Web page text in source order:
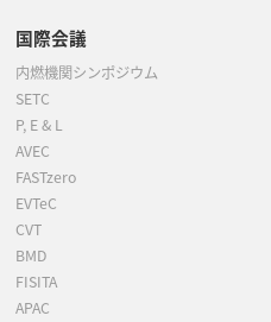
国際会議
内燃機関シンポジウム
SETC
P, E & L
AVEC
FASTzero
EVTeC
CVT
BMD
FISITA
APAC